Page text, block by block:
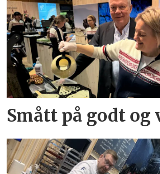
Smått på godt og